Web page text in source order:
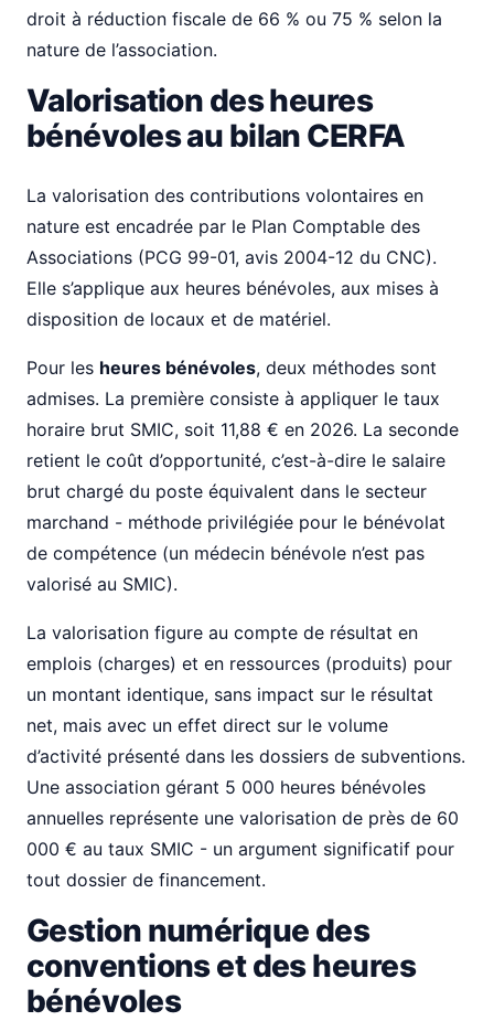
droit à réduction fiscale de 66 % ou 75 % selon la
nature de l’association.
Valorisation des heures
bénévoles au bilan CERFA
La valorisation des contributions volontaires en
nature est encadrée par le Plan Comptable des
Associations (PCG 99-01, avis 2004-12 du CNC).
Elle s’applique aux heures bénévoles, aux mises à
disposition de locaux et de matériel.
Pour les heures bénévoles, deux méthodes sont
admises. La première consiste à appliquer le taux
horaire brut SMIC, soit 11,88 € en 2026. La seconde
retient le coût d’opportunité, c’est-à-dire le salaire
brut chargé du poste équivalent dans le secteur
marchand - méthode privilégiée pour le bénévolat
de compétence (un médecin bénévole n’est pas
valorisé au SMIC).
La valorisation figure au compte de résultat en
emplois (charges) et en ressources (produits) pour
un montant identique, sans impact sur le résultat
net, mais avec un effet direct sur le volume
d’activité présenté dans les dossiers de subventions.
Une association gérant 5 000 heures bénévoles
annuelles représente une valorisation de près de 60
000 € au taux SMIC - un argument significatif pour
tout dossier de financement.
Gestion numérique des
conventions et des heures
bénévoles